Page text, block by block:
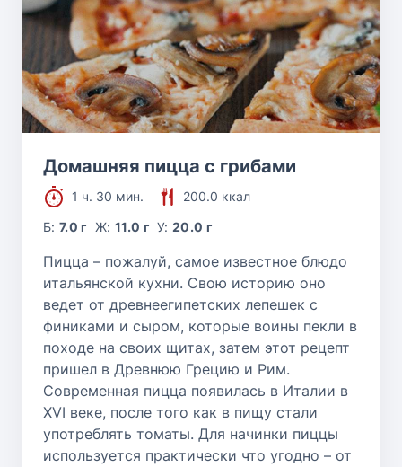
Домашняя пицца с грибами
1 ч. 30 мин.
200.0 ккал
Б:7.0 г Ж: 11.0 г У:20.0 г
Пицца – пожалуй, самое известное блюдо
итальянской кухни. Свою историю оно
ведет от древнеегипетских лепешек с
финиками и сыром, которые воины пекли в
походе на своих щитах, затем этот рецепт
пришел в Древнюю Грецию и Рим.
Современная пицца появилась в Италии в
XVI веке, после того как в пищу стали
употреблять томаты. Для начинки пиццы
используется практически что угодно – от